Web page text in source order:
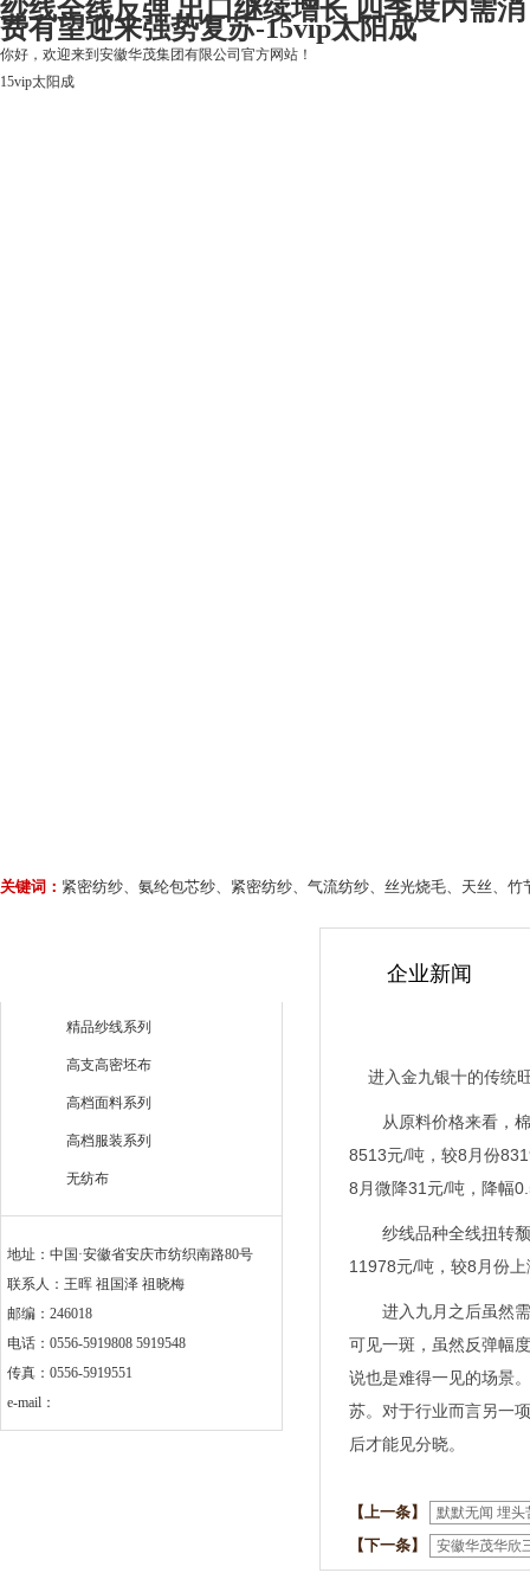
纱线全线反弹 出口继续增长 四季度内需消
费有望迎来强势复苏-15vip太阳成
你好，欢迎来到安徽华茂集团有限公司官方网站！
15vip太阳成
关键词： 紧密纺纱、氨纶包芯纱、紧密纺纱、气流纺纱、丝光烧毛、天丝、
精品纱线系列
高支高密坯布
高档面料系列
高档服装系列
无纺布
地址：中国·安徽省安庆市纺织南路80号
联系人：王晖 祖国泽 祖晓梅
邮编：246018
电话：0556-5919808 5919548
传真：0556-5919551
e-mail：
企业新闻
进入金九银十的传统
从原料价格来看，棉
8513元/吨，较8月份
8月微降31元/吨，降幅
纱线品种全线扭转颓
11978元/吨，较8月份
进入九月之后虽然需
可见一斑，虽然反弹幅
说也是难得一见的场景
苏。对于行业而言另一
后才能见分晓。
【上一条】 默默无闻 埋头
【下一条】 安徽华茂华欣